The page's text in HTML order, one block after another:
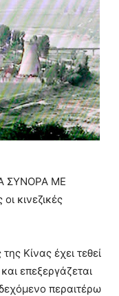
ΣΥΝΟΡΑ ΜΕ
κινεζικές
Κίνας έχει τεθεί
επεξεργάζεται
περαιτέρω